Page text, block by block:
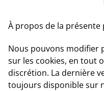
À propos de la
Nous pouvons modifier
sur les cookies, en tout
discrétion. La dernière
toujours disponible sur